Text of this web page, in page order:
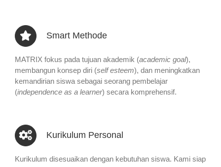
Smart Methode
MATRIX fokus pada tujuan akademik (academic goal),
membangun konsep diri (self esteem), dan meningkatkan
kemandirian siswa sebagai seorang pembelajar
(independence as a learner) secara komprehensif.
Kurikulum Personal
Kurikulum disesuaikan dengan kebutuhan siswa. Kami siap